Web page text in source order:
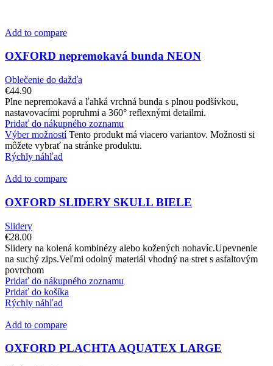
Add to compare
OXFORD nepremokavá bunda NEON
Oblečenie do dažďa
€44.90
Plne nepremokavá a ľahká vrchná bunda s plnou podšívkou,
nastavovacími popruhmi a 360° reflexnými detailmi.
Pridať do nákupného zoznamu
Výber možností Tento produkt má viacero variantov. Možnosti si
môžete vybrať na stránke produktu.
Rýchly náhľad
Add to compare
OXFORD SLIDERY SKULL BIELE
Slidery
€28.00
Slidery na kolená kombinézy alebo kožených nohavíc.Upevnenie
na suchý zips.Veľmi odolný materiál vhodný na stret s asfaltovým
povrchom
Pridať do nákupného zoznamu
Pridať do košíka
Rýchly náhľad
Add to compare
OXFORD PLACHTA AQUATEX LARGE